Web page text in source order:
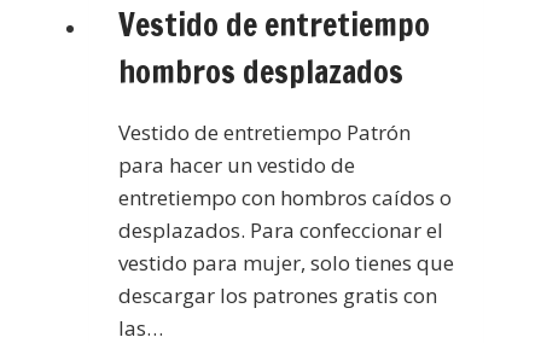
Vestido de entretiempo
hombros desplazados
Vestido de entretiempo Patrón
para hacer un vestido de
entretiempo con hombros caídos o
desplazados. Para confeccionar el
vestido para mujer, solo tienes que
descargar los patrones gratis con
las…